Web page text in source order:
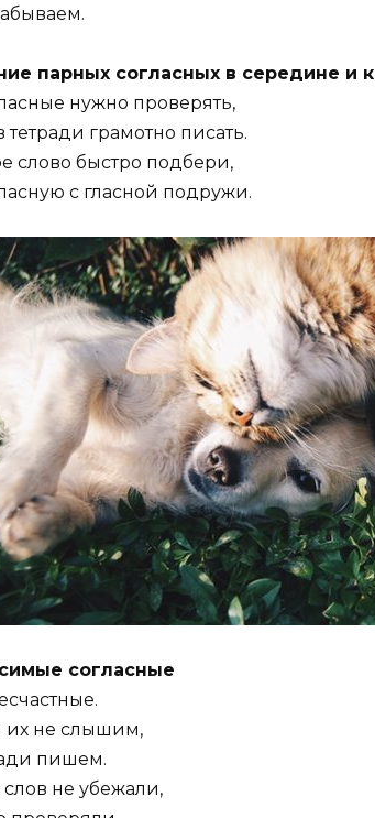
парных согласных в середине и
нужно проверять,
тетради грамотно писать.
слово быстро подбери,
с гласной подружи.
согласные
их не слышим,
пишем.
не убежали,